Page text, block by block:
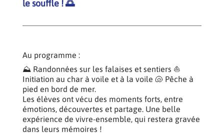
le souffle ! 🌅
Au programme :
⛰️ Randonnées sur les falaises et sentiers ⛵
Initiation au char à voile et à la voile 🐚 Pêche à
pied en bord de mer.
Les élèves ont vécu des moments forts, entre
émotions, découvertes et partage. Une belle
expérience de vivre-ensemble, qui restera gravée
dans leurs mémoires !